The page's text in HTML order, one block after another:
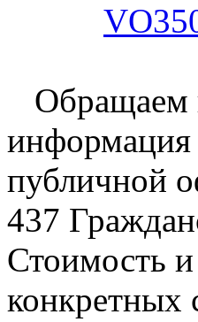
Обращаем
информация
публичной
437
Стоимость и
конкретных